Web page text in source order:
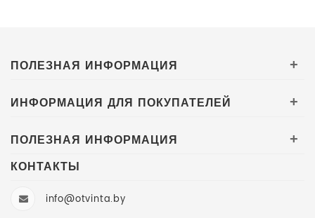
ПОЛЕЗНАЯ ИНФОРМАЦИЯ +
ИНФОРМАЦИЯ ДЛЯ ПОКУПАТЕЛЕЙ +
ПОЛЕЗНАЯ ИНФОРМАЦИЯ +
КОНТАКТЫ
info@otvinta.by